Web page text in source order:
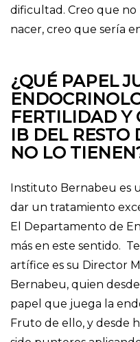
dificultad. Creo que no
nacer, creo que sería
¿QUÉ PAPEL
FERTILIDAD Y
IB DEL RESTO
NO LO
Instituto Bernabeu es
dar un tratamiento
El Departamento de
más en este sentido.
artífice es su Director
Bernabeu, quien
papel que juega la
Fruto de ello, y desde